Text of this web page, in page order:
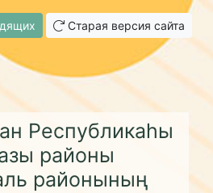
Старая версия сайта
Республикаһы
районы
районының